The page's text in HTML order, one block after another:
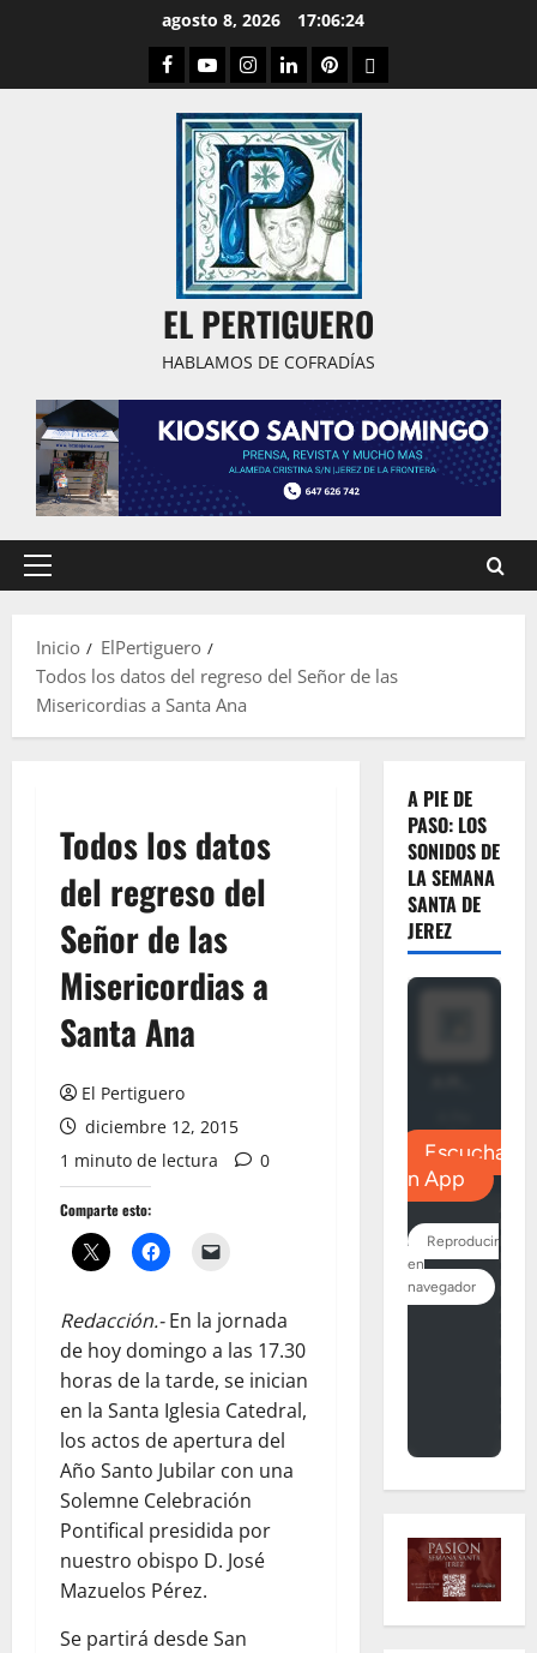
agosto 8, 2026 17:06:25
Facebook
YoutubeInstagram
LinkedPinterestDribbble
EL PERTIGUERO
HABLAMOS DE COFRADÍAS
Menú
Inicio
ElPertiguero
Todos los datos del regreso del Señor de las
Misericordias a Santa Ana
Todos los datos
del regreso del
Señor de las
Misericordias a
Santa Ana
El Pertiguero
diciembre 12, 2015
1 minuto de lectura
0
Comparte esto:
Redacción.-En la jornada
de hoy domingo a las 17.30
horas de la tarde, se inician
en la Santa Iglesia Catedral,
los actos de apertura del
Año Santo Jubilar con una
Solemne Celebración
Pontifical presidida por
nuestro obispo D. José
Mazuelos Pérez.
Se partirá desde San
A PIE DE
PASO: LOS
SONIDOS DE
LA SEMANA
SANTA DE
JEREZ